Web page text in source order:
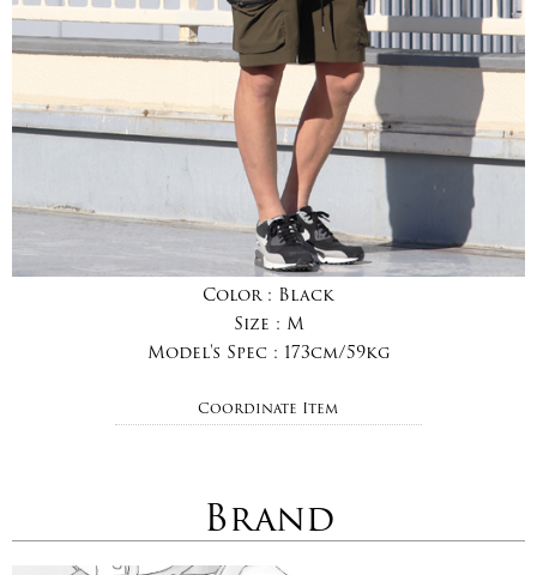
Color : Black
Size : M
Model's Spec : 173cm/59kg
Coordinate Item
Brand